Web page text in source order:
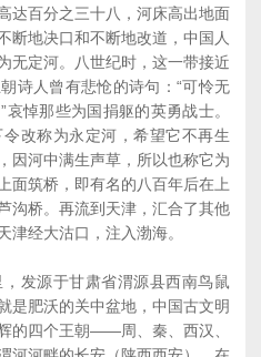
达百分之三十八，河床高出地面
断地决口和不断地改道，中国人
无定河。八世纪时，这一带接近
诗人曾有悲怆的诗句：“可怜无
悼那些为国捐躯的英勇战士。
改称为永定河，希望它不再生
因河中满生声草，所以也称它为
面筑桥，即有名的八百年后在上
沟桥。再流到天津，汇合了其他
津经大沽口，注入渤海。
发源于甘肃省渭源县西南鸟鼠
是肥沃的关中盆地，中国古文明
的四个王朝——周、秦、西汉、